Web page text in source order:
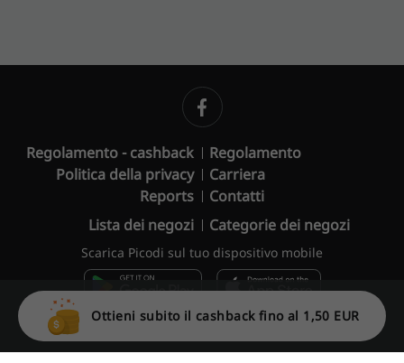
Regolamento - cashback
Regolamento
Politica della privacy
Carriera
Reports
Contatti
Lista dei negozi
Categorie dei negozi
Scarica Picodi sul tuo dispositivo mobile
© 2010 – 2026 Picodi.com All Rights Reserved
Ottieni subito il cashback fino al 1,50 EUR